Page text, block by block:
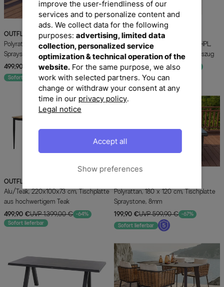
OUTFLEXX
Polyrattan, 200x95cm, Tischplatte
Spraystone, 6mm, aufliegend
499,90 €
UVP 999,90 €
-50%
Sofort lieferbar
B-Ware:OUTFLEXX Toronto
Ausziehtisch, silber, Aluminium/HPL,
180/280x100cm, Schubladenauszug
849,50 €UVP 2.429,00 €
Wenige verfügbar
OUTFLEXX
Alu/Teak, 220x100x73 cm, Tischplatte
aus hochwertigem Teak
499,90 €UVP 1.399,00 € -64%
Sofort lieferbar
Polyrattan, 180 x 120 cm, Tischplatte
Spraystone, 8mm
199,90 €UVP 599,90 € -67%
Sofort lieferbar
improve the user-friendliness of our
services and to personalize content and
ads. We collect data for the following
purposes: advertising, limited data
collection, personalized service
optimization & technical operation of the
website.For the same purpose, we also
work with selected partners. You can
change or withdraw your consent at any
time in our privacy policy.
Legal notice
Show preferences
Accept all